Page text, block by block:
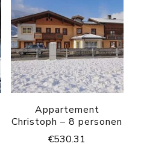
Appartement
Christoph – 8 personen
€530.31